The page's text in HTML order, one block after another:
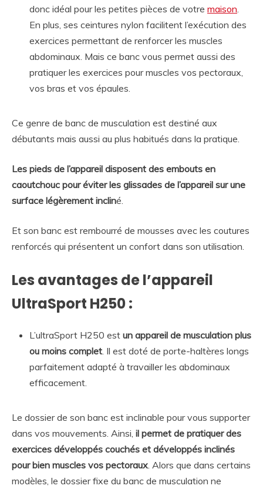
donc idéal pour les petites pièces de votre maison
En plus, ses ceintures nylon facilitent l’exécution des
exercices permettant de renforcer les muscles
abdominaux. Mais ce banc vous permet aussi des
pratiquer les exercices pour muscles vos pectoraux,
vos bras et vos épaules.
Ce genre de banc de musculation est destiné aux
débutants mais aussi au plus habitués dans la pratique.
Les pieds de l’appareil disposent des embouts en
caoutchouc pour éviter les glissades de l’appareil sur une
surface légèrement incliné.
Et son banc est rembourré de mousses avec les coutures
renforcés qui présentent un confort dans son utilisation.
Les avantages de l’appareil
UltraSport H250 :
L’ultraSport H250 est un appareil de musculation plus
ou moins complet . Il est doté de porte-haltères longs
parfaitement adapté à travailler les abdominaux
efficacement.
Le dossier de son banc est inclinable pour vous supporter
dans vos mouvements. Ainsi, il permet de pratiquer des
exercices développés couchés et développés inclinés
pour bien muscles vos pectoraux . Alors que dans certains
modèles, le dossier fixe du banc de musculation ne